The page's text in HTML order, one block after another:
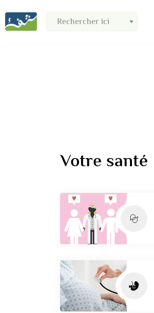
Rechercher ici
Votre santé